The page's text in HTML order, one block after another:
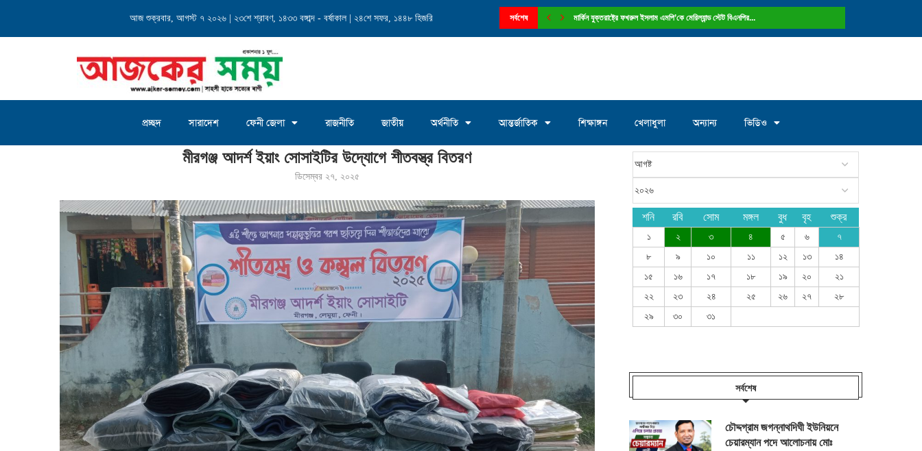
আজ শুক্রবার, আগস্ট ৭ ২০২৬ | ২৩শে শ্রাবণ, ১৪৩৩ বঙ্গাব্দ - বর্ষাকাল | ২৪শে সফর, ১৪৪৮ হিজরি সর্বশেষ
চৌদ্দগ্রাম জগন্নাথদিঘী ইউনিয়নে চেয়ারম্যান পদে আলোচনায় মোঃ সাখাওয়াত... মার্কিন যুক্তরাষ্ট্রে ফখরুল ইসলাম এমপি’কে মেরিল্যান্ড স্টেট বিএনপির...
প্রচ্ছদ সারাদেশ ফেনী জেলা রাজনীতি জাতীয় অর্থনীতি আন্তর্জাতিক শিক্ষাঙ্গন খেলাধুলা অন্যান্য ভিডিও
মীরগঞ্জ আদর্শ ইয়াং সোসাইটির উদ্যোগে শীতবস্ত্র বিতরণ
মীরগঞ্জ আদর্শ ইয়াং সোসাইটির উদ্যোগে শীতবস্ত্র বিতরণ
ডিসেম্বর ২৭, ২০২৫
শনি রবি সোম মঙ্গল বুধ বৃহ শুক্র
১ ২ ৩ ৪ ৫ ৬
৭
৮
৯ ১০ ১১ ১২ ১৩
১৪
১৫
১৬ ১৭ ১৮ ১৯ ২০
২১
২২
২৩ ২৪ ২৫ ২৬ ২৭
২৮
২৯
৩০ ৩১
সর্বশেষ
চৌদ্দগ্রাম জগন্নাথদিঘী ইউনিয়নে
চেয়ারম্যান পদে আলোচনায় মোঃ